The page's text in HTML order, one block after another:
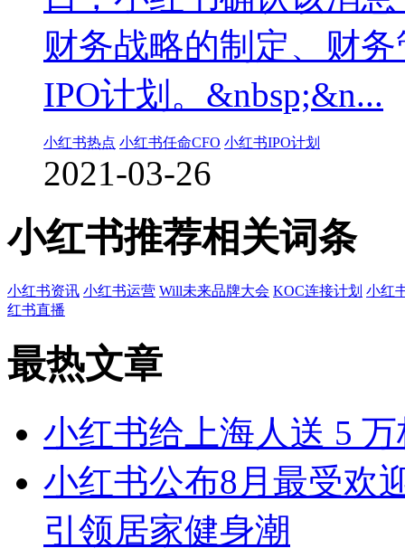
财务战略的制定、财
IPO计划。&nbsp;&n...
小红书热点 小红书任命CFO 小红书IPO计划
2021-03-26
小红书推荐相关词条
小红书资讯 小红书运营 Will未来品牌大会 KOC连接计划 小红
红书直播
最热文章
小红书给上海人送 5
小红书公布8月最受欢
引领居家健身潮